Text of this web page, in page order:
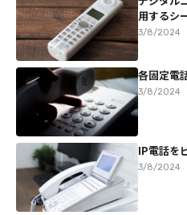
用するシ
3/8/2024
各固定電
3/8/2024
IP電話を
3/8/2024